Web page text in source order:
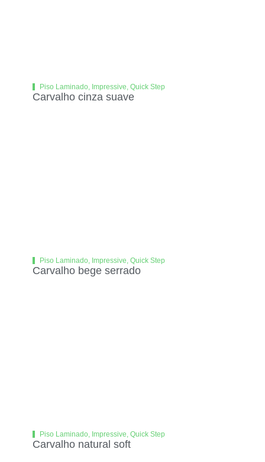
Piso Laminado, Impressive, Quick Step
Carvalho cinza suave
Piso Laminado, Impressive, Quick Step
Carvalho bege serrado
Piso Laminado, Impressive, Quick Step
Carvalho natural soft